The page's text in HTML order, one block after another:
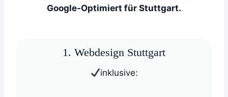
Google-Optimiert für Stuttgart.
1. Webdesign Stuttgart
inklusive: